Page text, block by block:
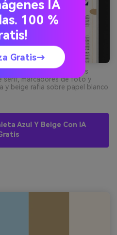
presentación de dos
serif, marcadores de foto y
y beige rafia sobre papel blanco
Azul Y Beige Con IA
IA
100 %
Gratis→